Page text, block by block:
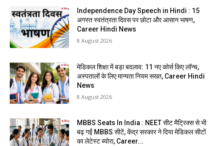
Independence Day Speech in Hindi : 15
अगस्त स्वतंत्रता दिवस पर छोटा और आसान भाषण,
Career Hindi News
8 August 2026
मेडिकल शिक्षा में बड़ा बदलाव: 11 नए कोर्स किए लॉन्च,
अस्पतालों के लिए मान्यता नियम सख्त, Career Hindi
News
8 August 2026
MBBS Seats In India : NEET सीट मैट्रिक्स से भी
बढ़ गईं MBBS सीटें, केंद्र सरकार ने दिया मेडिकल सीटों
का लेटेस्ट ब्योरा, Career...